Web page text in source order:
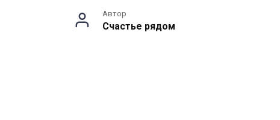
Автор
Счастье рядом